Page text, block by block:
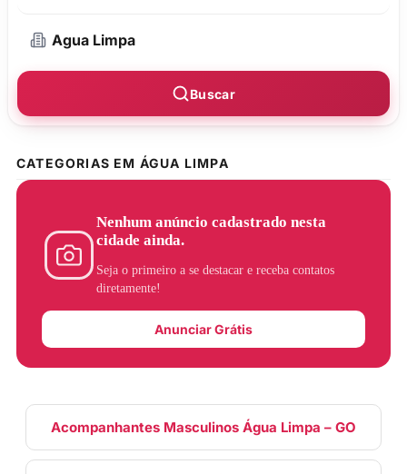
Buscar
CATEGORIAS EM ÁGUA LIMPA
Nenhum anúncio cadastrado nesta
cidade ainda.
Seja o primeiro a se destacar e receba contatos
diretamente!
Anunciar Grátis
Acompanhantes Masculinos Água Limpa – GO